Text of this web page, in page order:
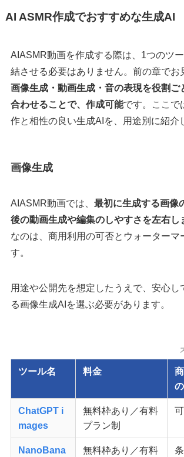
AI ASMR作成でおすすめな生成AI
AIASMR動画を作成する際は、1つのツ
結させる必要はありません。前の章でお
画像生成・動画生成・音の表現を役割ご
合わせることで、作成可能です。ここで
作と相性の良い生成AIを、用途別に紹介
画像生成
AIASMR動画では、 最初に生成する画像
後の動画生成や編集のしやすさを左右し
なのは、商用利用の可否とウォーターマ
す。
用途や公開先を想定したうえで、安心し
る画像生成AIを選ぶ必要があります。
ツール名 料金
ChatGPT i
mages
無料枠あり／有料
プラン制
可
NanoBana
無料枠あり／有料